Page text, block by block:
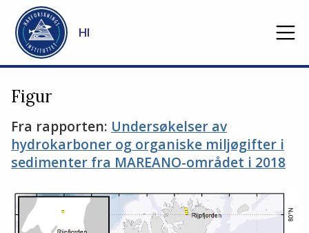
Gå til hovedinnhold
HI
Figur
Fra rapporten: Undersøkelser av
hydrokarboner og organiske miljøgifter i
sedimenter fra MAREANO-området i 2018